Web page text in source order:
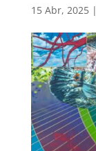
15 Abr, 2025|